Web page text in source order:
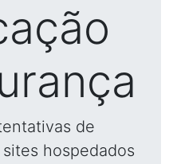
de
hospedados